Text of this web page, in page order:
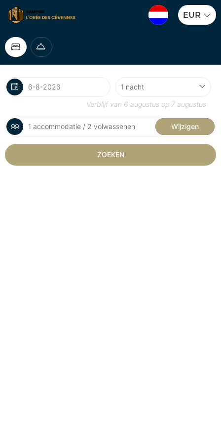
EUR
Verblijf van 6 augustus op 7 augustus
1 accommodatie / 2 volwassenen Wijzigen